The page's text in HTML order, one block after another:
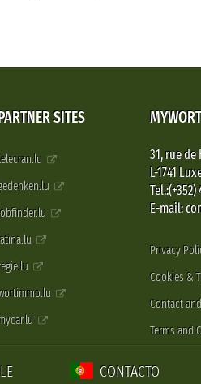
SITES MYWORT
31, rue
L-1741
Tel.:(+352)
E-mail:
Privacy
Cookies &
Contact
Terms and
CONTACTO